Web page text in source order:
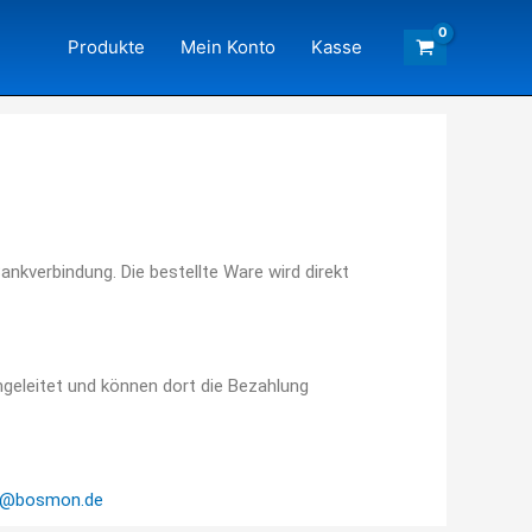
Produkte Mein Konto Kasse
Die bestellte Ware wird direkt
und können dort die Bezahlung